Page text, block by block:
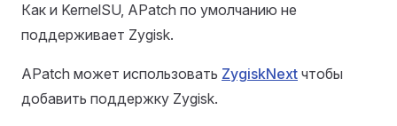
Как и KernelSU, APatch по умолчанию не
поддерживает Zygisk.
APatch может использовать ZygiskNext чтобы
добавить поддержку Zygisk.